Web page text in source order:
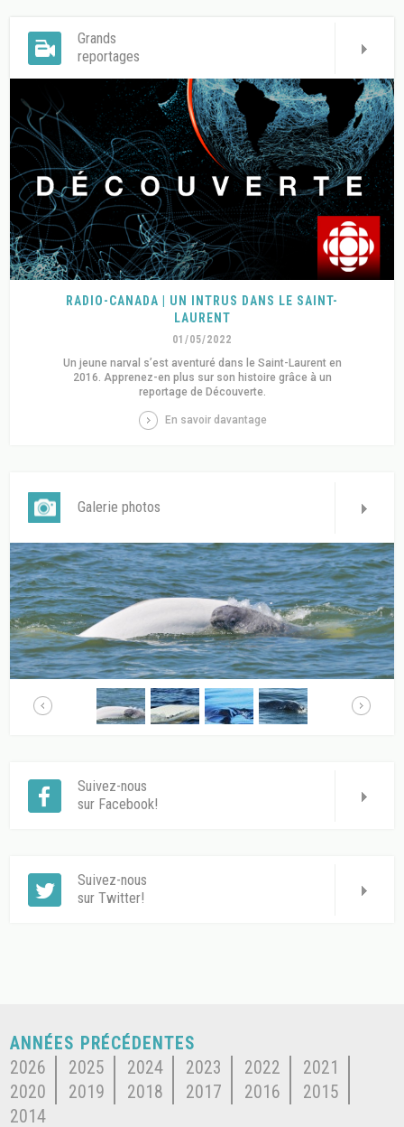
Grands
reportages
RADIO-CANADA | UN INTRUS DANS LE SAINT-
LAURENT
01/05/2022
Un jeune narval s’est aventuré dans le Saint-Laurent en
2016. Apprenez-en plus sur son histoire grâce à un
reportage de Découverte.
En savoir davantage
Galerie photos
Suivez-nous
sur Facebook!
Suivez-nous
sur Twitter!
ANNÉES PRÉCÉDENTES
2026
2025 2024 2023 2022
2021
2020
2019 2018 2017 2016
2015
2014